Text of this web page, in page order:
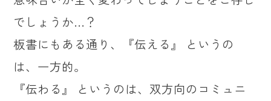
でしょうか…？
板書にもある通り、『伝える』 というの
は、一方的。
『伝わる』 というのは、双方向のコミュニ